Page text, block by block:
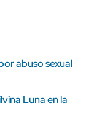
abuso sexual
Luna en la